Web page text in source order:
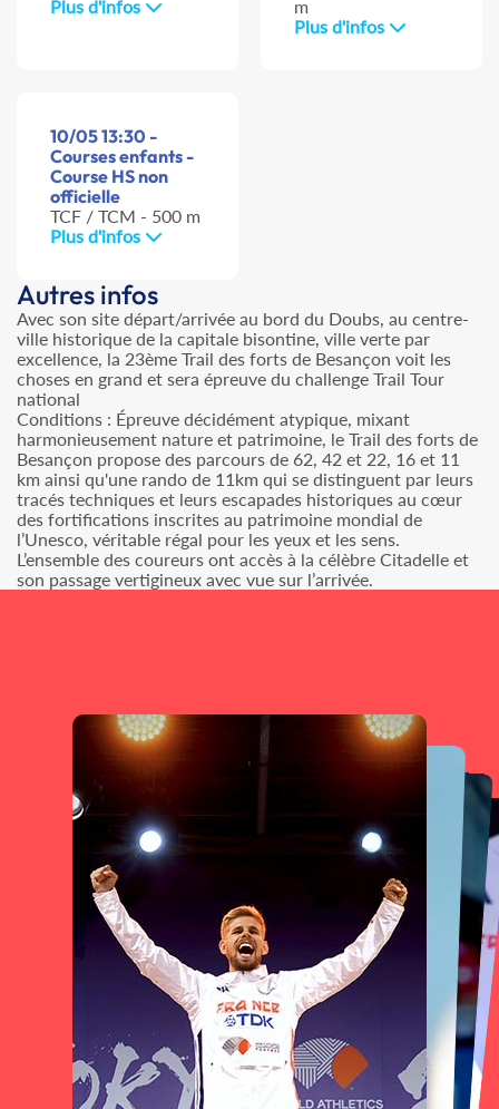
Plus d'infos
m
Plus d'infos
10/05 13:30 -
Courses enfants -
Course HS non
officielle
TCF / TCM - 500 m
Plus d'infos
Autres infos
Avec son site départ/arrivée au bord du Doubs, au centre-
ville historique de la capitale bisontine, ville verte par
excellence, la 23ème Trail des forts de Besançon voit les
choses en grand et sera épreuve du challenge Trail Tour
national
Conditions : Épreuve décidément atypique, mixant
harmonieusement nature et patrimoine, le Trail des forts de
Besançon propose des parcours de 62, 42 et 22, 16 et 11
km ainsi qu'une rando de 11km qui se distinguent par leurs
tracés techniques et leurs escapades historiques au cœur
des fortifications inscrites au patrimoine mondial de
l’Unesco, véritable régal pour les yeux et les sens.
L’ensemble des coureurs ont accès à la célèbre Citadelle et
son passage vertigineux avec vue sur l’arrivée.